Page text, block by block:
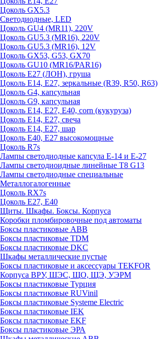
Цоколь GX5.3
Светодиодные, LED
Цоколь GU4 (MR11), 220V
Цоколь GU5.3 (MR16), 220V
Цоколь GU5.3 (MR16), 12V
Цоколь GX53, G53, GX70
Цоколь GU10 (MR16/PAR16)
Цоколь Е27 (ЛОН), груша
Цоколь Е14, Е27, зеркальные (R39, R50, R63)
Цоколь G4, капсульная
Цоколь G9, капсульная
Цоколь Е14, Е27, Е40, corn (кукуруза)
Цоколь Е14, Е27, свеча
Цоколь Е14, Е27, шар
Цоколь Е40, Е27 высокомощные
Цоколь R7s
Лампы светодиодные капсула Е-14 и Е-27
Лампы светодиоидные линейные T8 G13
Лампы светодиодные специальные
Металлогалогенные
Цоколь RX7s
Цоколь Е27, E40
Щиты. Шкафы. Боксы. Корпуса
Коробки пломбировочные под автоматы
Боксы пластиковые ABB
Боксы пластиковые TDM
Боксы пластиковые DKC
Шкафы металлические пустые
Боксы пластиковые и аксессуары TEKFOR
Корпуса ВРУ, ШЭС, ЩО, ЩЭ, УЭРМ
Боксы пластиковые Турция
Боксы пластиковые RUVinil
Боксы пластиковые Systeme Electric
Боксы пластиковые IEK
Боксы пластиковые EKF
Боксы пластиковые ЭРА